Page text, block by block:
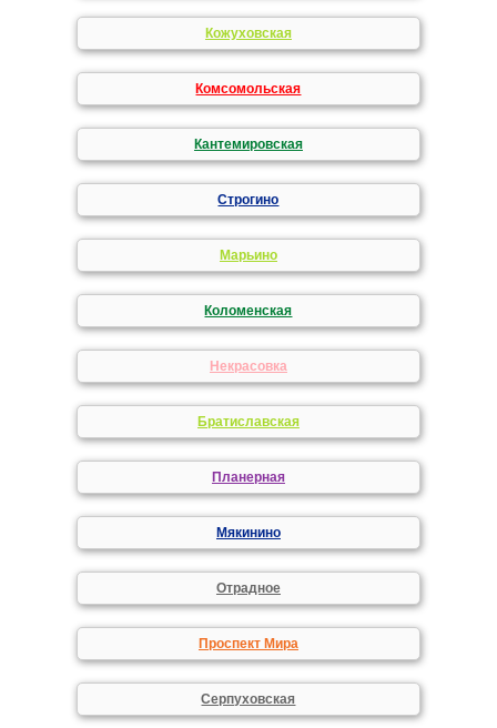
Кожуховская
Комсомольская
Кантемировская
Строгино
Марьино
Коломенская
Некрасовка
Братиславская
Планерная
Мякинино
Отрадное
Проспект Мира
Серпуховская